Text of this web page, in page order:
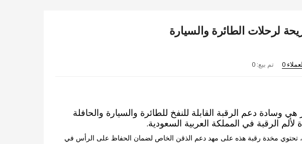
لرحلات الطائرة والسيارة
0 تم بيع: 0
وسادة دعم الرقبة القابلة للنفخ للطائرة والسيارة والحافلة
الرقبة في المملكة العربية السعودية.
تحتوي مخدة رقبة هذه على مهد دعم الذقن الخاص لضمان الحفاظ على الرأس في